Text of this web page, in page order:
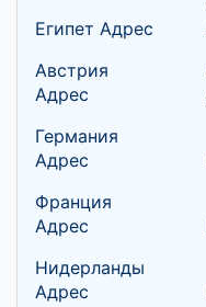
Египет Адрес
Австрия
Адрес
Германия
Адрес
Франция
Адрес
Нидерланды
Адрес